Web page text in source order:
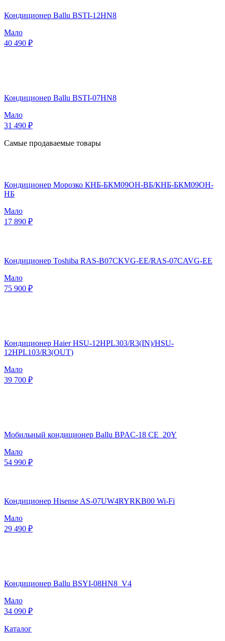
Кондиционер Ballu BSTI-12HN8
Мало
40 490 ₽
Кондиционер Ballu BSTI-07HN8
Мало
31 490 ₽
Самые продаваемые товары
Кондиционер Морозко КНБ-БКМ09ОН-ВБ/КНБ-БКМ09ОН-
НБ
Мало
17 890 ₽
Кондиционер Toshiba RAS-B07CKVG-EE/RAS-07CAVG-EE
Мало
75 900 ₽
Кондиционер Haier HSU-12HPL303/R3(IN)/HSU-
12HPL103/R3(OUT)
Мало
39 700 ₽
Мобильный кондиционер Ballu BPAC-18 CE_20Y
Мало
54 990 ₽
Кондиционер Hisense AS-07UW4RYRKB00 Wi-Fi
Мало
29 490 ₽
Кондиционер Ballu BSYI-08HN8_V4
Мало
34 090 ₽
Каталог